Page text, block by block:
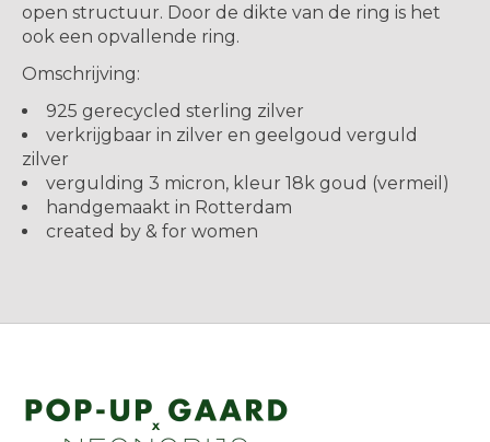
open structuur. Door de dikte van de ring is het
ook een opvallende ring.
Omschrijving:
925 gerecycled sterling zilver
verkrijgbaar in zilver en geelgoud verguld
zilver
vergulding 3 micron, kleur 18k goud (vermeil)
handgemaakt in Rotterdam
created by & for women